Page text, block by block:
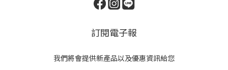
訂閱電子報
我們將會提供新產品以及優惠資訊給您